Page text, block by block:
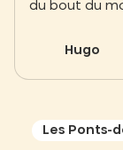
du bout du
Batz,
unique à
Hugo
Les Ponts-